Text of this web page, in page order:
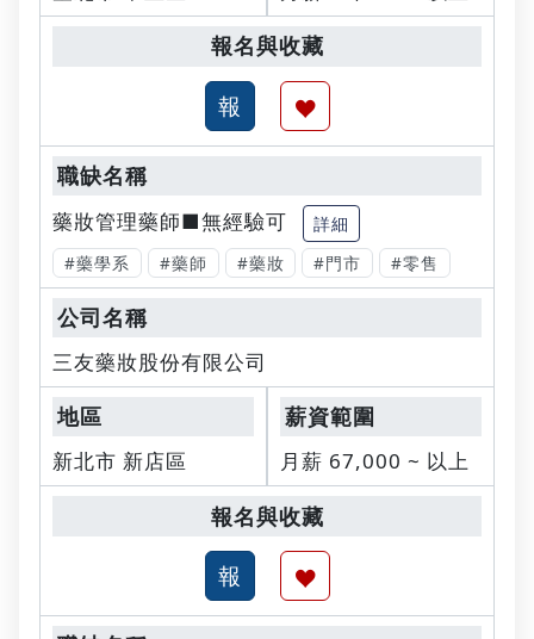
藥妝管理藥師■無經驗可
詳細
#藥學系
#藥師 #藥妝 #門市 #零售
三友藥妝股份有限公司
新北市 新店區 月薪 67,000 ~ 以上